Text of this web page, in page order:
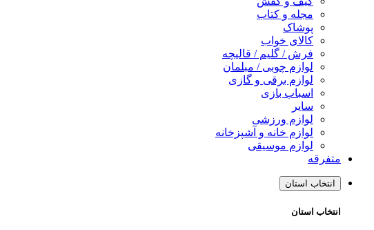
مجله و کتاب
پوشاک
کالای خواب
فرش / گلیم / قالیچه
لوازم چوبی / مبلمان
لوازم برقی و گازی
اسباب بازی
سایر
لوازم ورزشی
لوازم خانه و آشپزخانه
لوازم موسیقی
متفرقه
انتخاب استان
انتخاب استان